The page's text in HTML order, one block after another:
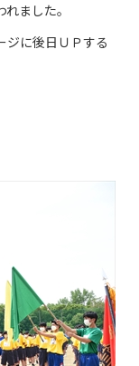
ました。
ジに後日ＵＰする